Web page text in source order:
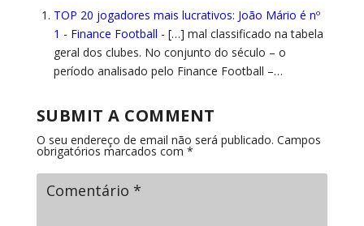
TOP 20 jogadores mais lucrativos: João Mário é nº
1 - Finance Football - […] mal classificado na tabela
geral dos clubes. No conjunto do século – o
período analisado pelo Finance Football –…
SUBMIT A COMMENT
O seu endereço de email não será publicado. Campos
obrigatórios marcados com *